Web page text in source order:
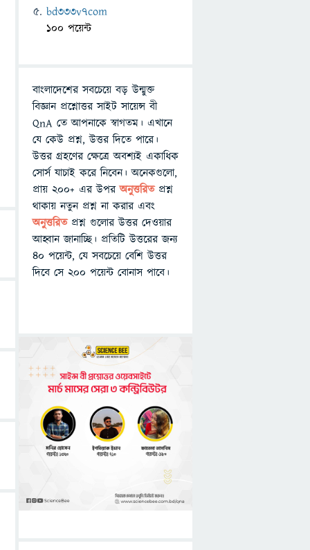
bd333v7com
100 পয়েন্ট
বাংলাদেশের সবচেয়ে বড় উন্মুক্ত
বিজ্ঞান প্রশ্নোত্তর সাইট সায়েন্স বী
QnA তে আপনাকে স্বাগতম। এখানে
যে কেউ প্রশ্ন, উত্তর দিতে পারে।
উত্তর গ্রহণের ক্ষেত্রে অবশ্যই একাধিক
সোর্স যাচাই করে নিবেন। অনেকগুলো,
প্রায় ২০০+ এর উপরঅনুত্তরিতপ্রশ্ন
থাকায় নতুন প্রশ্ন না করার এবং
অনুত্তরিত প্রশ্ন গুলোর উত্তর দেওয়ার
আহ্বান জানাচ্ছি। প্রতিটি উত্তরের জন্য
৪০ পয়েন্ট, যে সবচেয়ে বেশি উত্তর
দিবে সে ২০০ পয়েন্ট বোনাস পাবে।